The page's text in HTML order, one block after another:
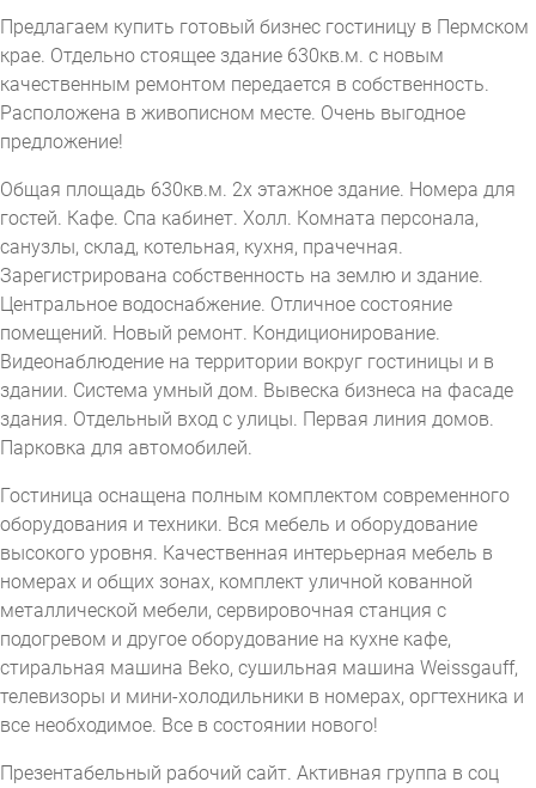
Предлагаем купить готовый бизнес гостиницу в Пермском
крае. Отдельно стоящее здание 630кв.м. с новым
качественным ремонтом передается в собственность.
Расположена в живописном месте. Очень выгодное
предложение!
Общая площадь 630кв.м. 2х этажное здание. Номера для
гостей. Кафе. Спа кабинет. Холл. Комната персонала,
санузлы, склад, котельная, кухня, прачечная.
Зарегистрирована собственность на землю и здание.
Центральное водоснабжение. Отличное состояние
помещений. Новый ремонт. Кондиционирование.
Видеонаблюдение на территории вокруг гостиницы и в
здании. Система умный дом. Вывеска бизнеса на фасаде
здания. Отдельный вход с улицы. Первая линия домов.
Парковка для автомобилей.
Гостиница оснащена полным комплектом современного
оборудования и техники. Вся мебель и оборудование
высокого уровня. Качественная интерьерная мебель в
номерах и общих зонах, комплект уличной кованной
металлической мебели, сервировочная станция с
подогревом и другое оборудование на кухне кафе,
стиральная машина Beko, сушильная машина Weissgauff,
телевизоры и мини-холодильники в номерах, оргтехника и
все необходимое. Все в состоянии нового!
Презентабельный рабочий сайт. Активная группа в соц